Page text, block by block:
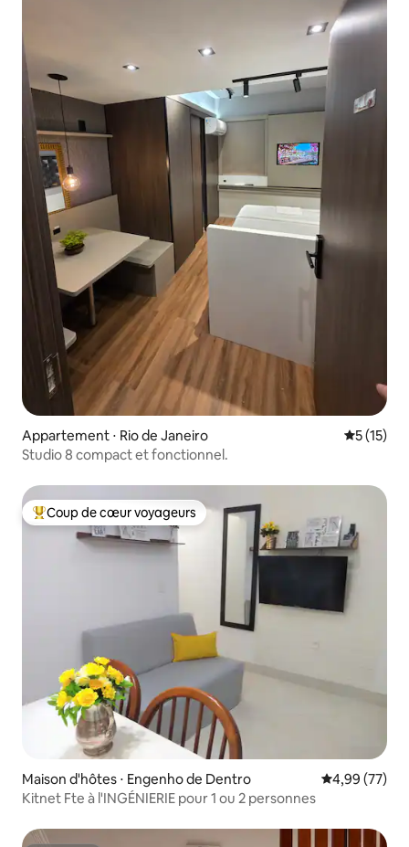
Appartement ⋅ Rio de Janeiro
5 (15)
Studio 8 compact et fonctionnel.
Coups de cœur voyageurs les plus appréciés
Coup de cœur voyageurs
Maison d'hôtes ⋅ Engenho de Dentro Évaluation
4,99 (77)
Kitnet Fte à l'INGÉNIERIE pour 1 ou 2 personnes